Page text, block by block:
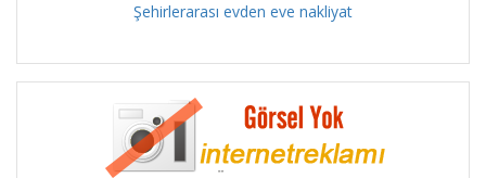
Şehirlerarası evden eve nakliyat